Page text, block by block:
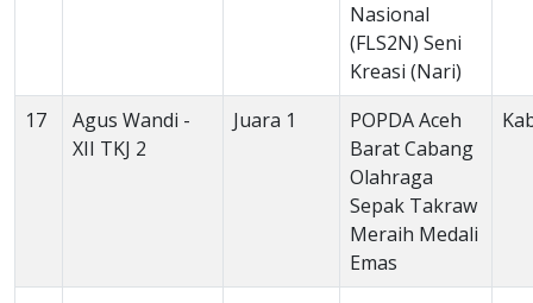
Nasional
(FLS2N) Seni
Kreasi (Nari)
17
Agus Wandi -
XII TKJ 2
Juara 1
POPDA Aceh
Barat Cabang
Olahraga
Sepak Takraw
Meraih Medali
Emas